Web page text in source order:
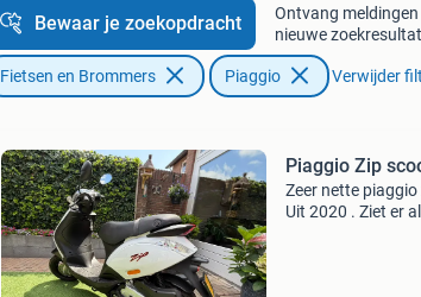
Bewaar je zoekopdracht
Ontvang meldingen
nieuwe
Fietsen en Brommers Piaggio Verwijder
Piaggio Zip
Zeer nette
Uit 2020 . Ziet er